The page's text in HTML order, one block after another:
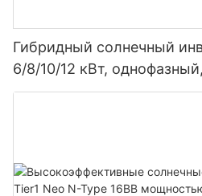
Гибридный солнечный
6/8/10/12 кВт,
MPPT-контроллером,